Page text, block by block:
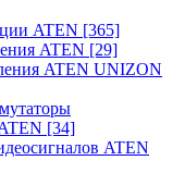
ATEN [365]
ATEN [29]
ATEN UNIZON
[34]
ATEN